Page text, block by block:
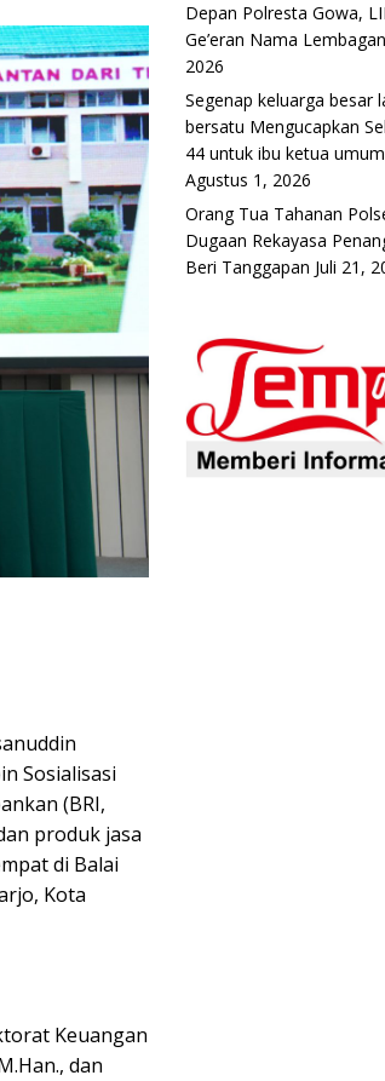
Sosialisasi
(BRI,
produk jasa
di Balai
Kota
Keuangan
dan
Depan Polresta Gowa,
Ge’eran Nama
2026
Segenap keluarga besar
bersatu Mengucapkan
44 untuk ibu ketua
Agustus 1, 2026
Orang Tua Tahanan
Dugaan Rekayasa
Beri Tanggapan Juli 21,